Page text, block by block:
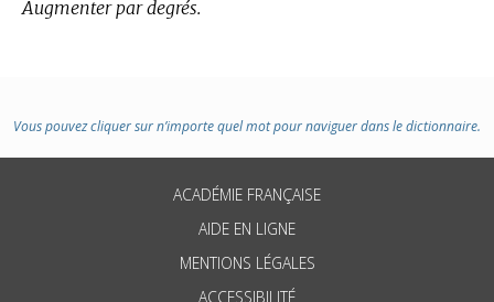
Augmenter par degrés.
Vous pouvez cliquer sur n’importe quel mot pour naviguer dans le dictionnaire.
ACADÉMIE FRANÇAISE
AIDE EN LIGNE
MENTIONS LÉGALES
ACCESSIBILITÉ